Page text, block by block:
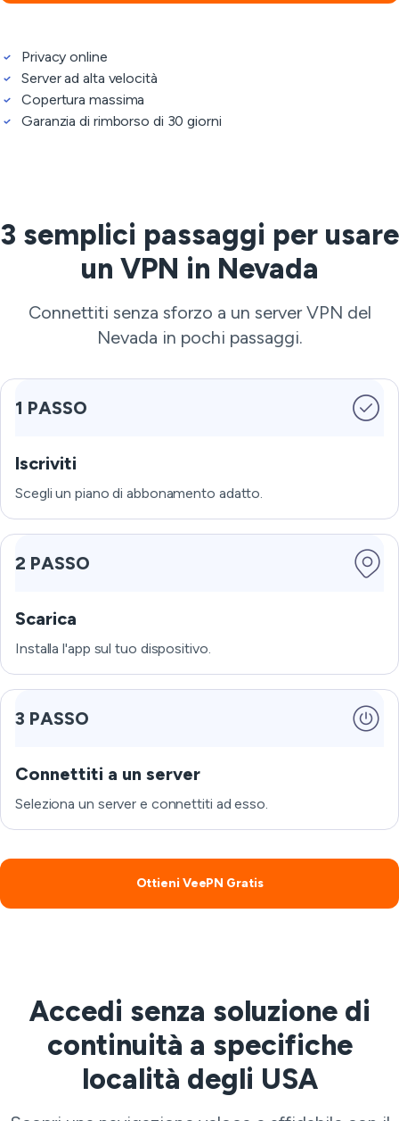
Privacy online
Server ad alta velocità
Copertura massima
Garanzia di rimborso di 30 giorni
3 semplici passaggi per usare
un VPN in Nevada
Connettiti senza sforzo a un server VPN del
Nevada in pochi passaggi.
1 PASSO
Iscriviti
Scegli un piano di abbonamento adatto.
2 PASSO
Scarica
Installa l'app sul tuo dispositivo.
3 PASSO
Connettiti a un server
Seleziona un server e connettiti ad esso.
Ottieni VeePN Gratis
Accedi senza soluzione di
continuità a specifiche
località degli USA